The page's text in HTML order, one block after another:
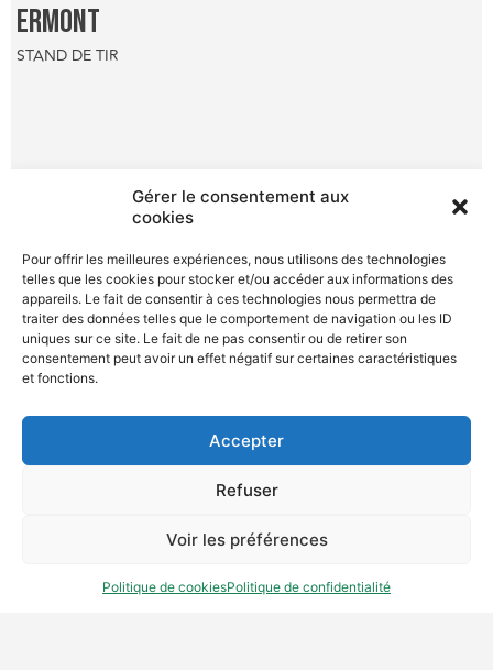
Gérer le consentement aux
cookies
Pour offrir les meilleures expériences, nous utilisons des technologies
telles que les cookies pour stocker et/ou accéder aux informations des
appareils. Le fait de consentir à ces technologies nous permettra de
traiter des données telles que le comportement de navigation ou les ID
uniques sur ce site. Le fait de ne pas consentir ou de retirer son
consentement peut avoir un effet négatif sur certaines caractéristiques
et fonctions.
Accepter
Refuser
Voir les préférences
Politique de cookiesPolitique de confidentialité
ERMONT
STAND DE TIR
Politique de confidentialité
Politique de cookies
d’Aménagement - 1 bis, Villa Guizot, 75017 PARIS